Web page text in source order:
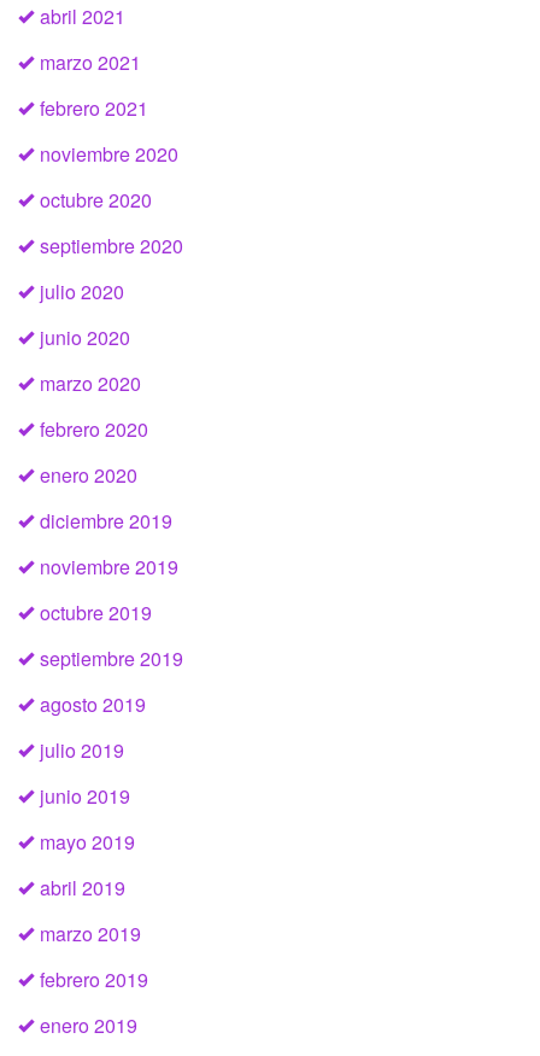
abril 2021
marzo 2021
febrero 2021
noviembre 2020
octubre 2020
septiembre 2020
julio 2020
junio 2020
marzo 2020
febrero 2020
enero 2020
diciembre 2019
noviembre 2019
octubre 2019
septiembre 2019
agosto 2019
julio 2019
junio 2019
mayo 2019
abril 2019
marzo 2019
febrero 2019
enero 2019